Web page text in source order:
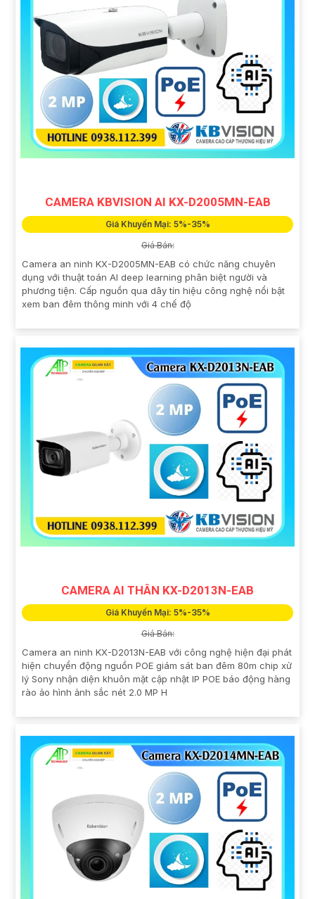
CAMERA KBVISION AI KX-D2005MN-EAB
Giá Khuyến Mại: 5%-35%
Giá Bán:
Camera an ninh KX-D2005MN-EAB có chức năng chuyên
dụng với thuật toán AI deep learning phân biệt người và
phương tiện. Cấp nguồn qua dây tín hiệu công nghệ nổi bật
xem ban đêm thông minh với 4 chế độ
CAMERA AI THÂN KX-D2013N-EAB
Giá Khuyến Mại: 5%-35%
Giá Bán:
Camera an ninh KX-D2013N-EAB với công nghệ hiện đại phát
hiện chuyển động nguồn POE giám sát ban đêm 80m chip xử
lý Sony nhận diện khuôn mặt cập nhật IP POE báo động hàng
rào ảo hình ảnh sắc nét 2.0 MP H